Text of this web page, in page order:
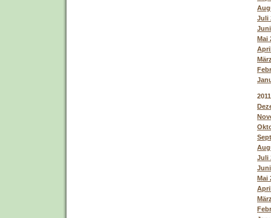
Juli
Mai
2011
Juli
Mai